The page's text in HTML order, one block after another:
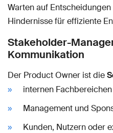
Warten auf
Hindernisse für effiziente
Stakeholder-
Kommunikation
Der Product Owner ist die
internen Fachbereichen
Management und
Kunden, Nutzern oder